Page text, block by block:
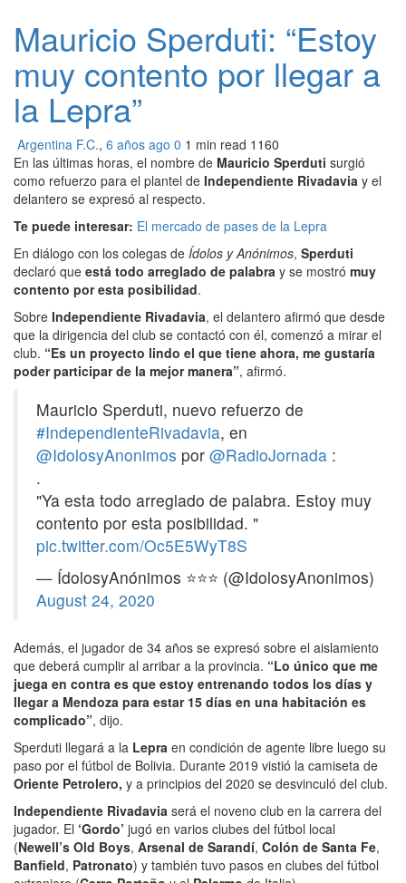
Mauricio Sperduti: “Estoy
muy contento por llegar a
la Lepra”
Argentina F.C., 6 años ago 0 1 min read 1160
En las últimas horas, el nombre de Mauricio Sperduti surgió
como refuerzo para el plantel de Independiente Rivadavia y el
delantero se expresó al respecto.
Te puede interesar: El mercado de pases de la Lepra
En diálogo con los colegas de Ídolos y Anónimos, Sperduti
declaró que está todo arreglado de palabra y se mostró muy
contento por esta posibilidad.
Sobre Independiente Rivadavia, el delantero afirmó que desde
que la dirigencia del club se contactó con él, comenzó a mirar el
club. “Es un proyecto lindo el que tiene ahora, me gustaría
poder participar de la mejor manera”, afirmó.
Mauricio Sperduti, nuevo refuerzo de
#IndependienteRivadavia, en
@IdolosyAnonimos por @RadioJornada :
.
"Ya esta todo arreglado de palabra. Estoy muy
contento por esta posibilidad. "
pic.twitter.com/Oc5E5WyT8S
— ÍdolosyAnónimos ⭐⭐⭐ (@IdolosyAnonimos)
August 24, 2020
Además, el jugador de 34 años se expresó sobre el aislamiento
que deberá cumplir al arribar a la provincia. “Lo único que me
juega en contra es que estoy entrenando todos los días y
llegar a Mendoza para estar 15 días en una habitación es
complicado”, dijo.
Sperduti llegará a la Lepra en condición de agente libre luego su
paso por el fútbol de Bolivia. Durante 2019 vistió la camiseta de
Oriente Petrolero, y a principios del 2020 se desvinculó del club.
Independiente Rivadavia será el noveno club en la carrera del
jugador. El ‘Gordo’ jugó en varios clubes del fútbol local
(Newell’s Old Boys, Arsenal de Sarandí, Colón de Santa Fe,
Banfield, Patronato) y también tuvo pasos en clubes del fútbol